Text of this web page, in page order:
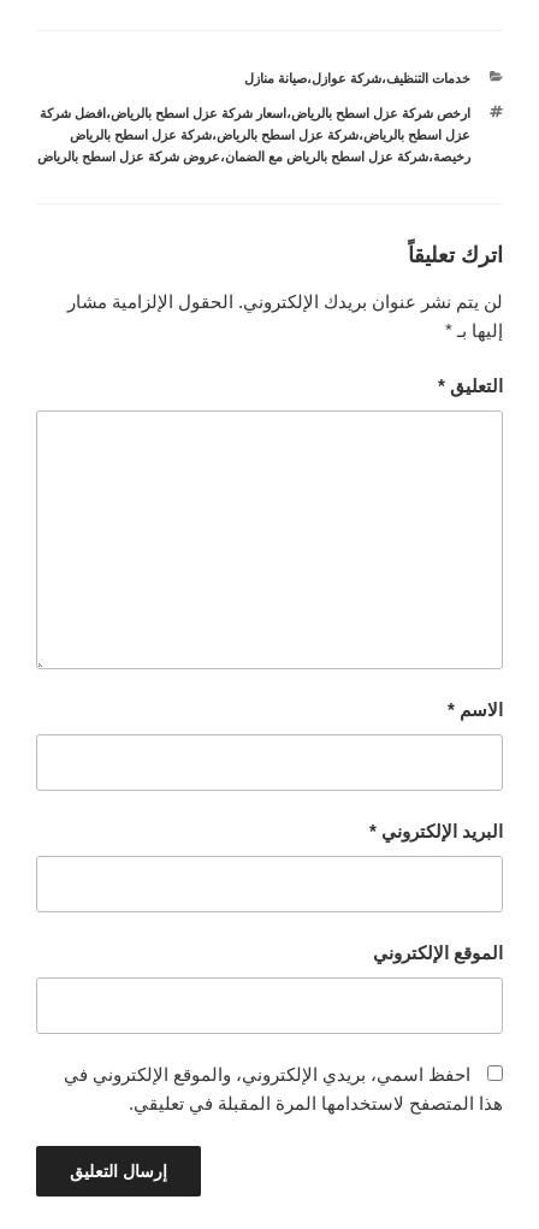
التصنيفات
خدمات التنظيف،شركة عوازل،صيانة منازل
الوسوم
ارخص شركة عزل اسطح بالرياض،اسعار شركة عزل اسطح بالرياض،افضل شركة
عزل اسطح بالرياض،شركة عزل اسطح بالرياض،شركة عزل اسطح بالرياض
رخيصة،شركة عزل اسطح بالرياض مع الضمان،عروض شركة عزل اسطح بالرياض
اترك تعليقاً
لن يتم نشر عنوان بريدك الإلكتروني. الحقول الإلزامية مشار
إليها بـ *
التعليق *
الاسم *
البريد الإلكتروني *
الموقع الإلكتروني
احفظ اسمي، بريدي الإلكتروني، والموقع الإلكتروني في
هذا المتصفح لاستخدامها المرة المقبلة في تعليقي.